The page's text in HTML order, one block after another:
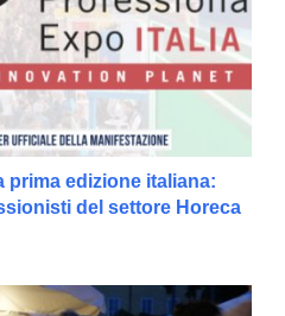
prima edizione italiana:
del settore Horeca